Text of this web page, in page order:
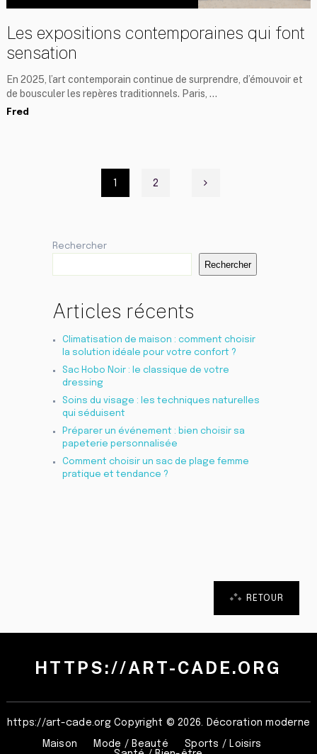
Les expositions contemporaines qui font
sensation
En 2025, l’art contemporain continue de surprendre, d’émouvoir et
de bousculer les repères traditionnels. Paris, …
Fred
publications
2
Rechercher
Rechercher
Articles récents
Climatisation de maison : comment choisir
la solution idéale pour votre confort ?
Sac Hobo Noir : le classique de votre
dressing
Soins du visage : les techniques naturelles
qui séduisent
Préparer un événement : bien choisir sa
papeterie personnalisée
Comment choisir un sac de plage femme
pratique et tendance ?
RETOUR
HTTPS://ART-CADE.ORG
https://art-cade.org Copyright © 2026. Décoration moderne
Maison Mode / Beauté
Sports / Loisirs